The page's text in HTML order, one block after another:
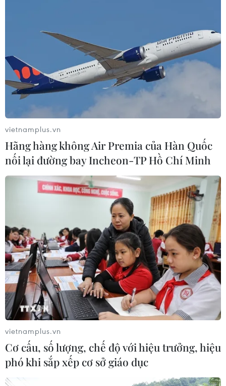
vietnamplus.vn
Hãng hàng không Air Premia của Hàn Quốc
nối lại đường bay Incheon-TP Hồ Chí Minh
vietnamplus.vn
Cơ cấu, số lượng, chế độ với hiệu trưởng, hiệu
phó khi sắp xếp cơ sở giáo dục